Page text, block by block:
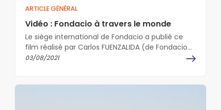
ARTICLE GÉNÉRAL
Vidéo : Fondacio à travers le monde
Le siège international de Fondacio a publié ce
film réalisé par Carlos FUENZALIDA (de Fondacio
au Chili). Treize minutes d’images…
03/08/2021